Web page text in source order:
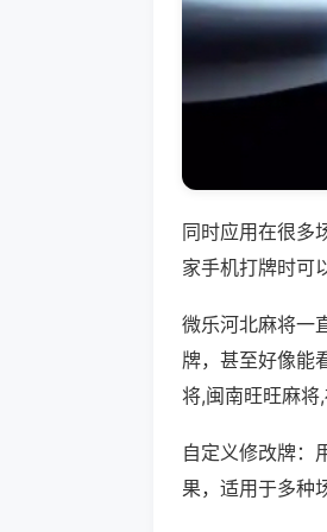
同时应用在很多
家手机打牌时可
微乐河北麻将一
牌，甚至好像能
将,闽南旺旺麻
自定义修改牌：
果，适用于多种